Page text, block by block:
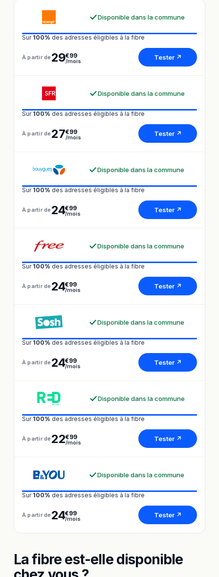
Disponible dans la commune
Sur 100% des adresses éligibles à la fibre
À partir de 29€99
/mois Tester ↗
Disponible dans la commune
Sur 100% des adresses éligibles à la fibre
À partir de 27€99
/mois Tester ↗
Disponible dans la commune
Sur 100% des adresses éligibles à la fibre
À partir de 24€99
/mois Tester ↗
Disponible dans la commune
Sur 100% des adresses éligibles à la fibre
À partir de 24€99
/mois Tester ↗
Disponible dans la commune
Sur 100% des adresses éligibles à la fibre
À partir de 24€99
/mois Tester ↗
Disponible dans la commune
Sur 100% des adresses éligibles à la fibre
À partir de 22€99
/mois Tester ↗
Disponible dans la commune
Sur 100% des adresses éligibles à la fibre
À partir de 24€99
/mois Tester ↗
La fibre est-elle disponible